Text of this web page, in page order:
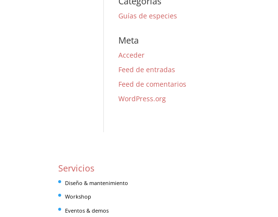
Guías de especies
Meta
Acceder
Feed de entradas
Feed de comentarios
WordPress.org
Servicios
Diseño & mantenimiento
Workshop
Eventos & demos